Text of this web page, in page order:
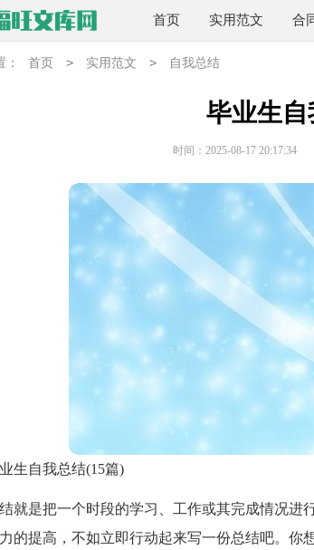
首页 实用范文 合
： 首页 > 实用范文 > 自我总结
毕业生
时间：2025-08-17 20:17:34
生自我总结(15篇)
就是把一个时段的学习、工作或其完成情况进
的提高，不如立即行动起来写一份总结吧。你